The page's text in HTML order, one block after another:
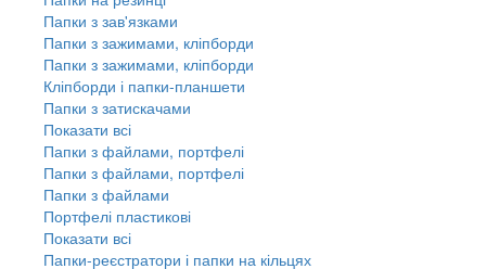
Папки з зав'язками
Папки з зажимами, кліпборди
Папки з зажимами, кліпборди
Кліпборди і папки-планшети
Папки з затискачами
Показати всі
Папки з файлами, портфелі
Папки з файлами, портфелі
Папки з файлами
Портфелі пластикові
Показати всі
Папки-реєстратори і папки на кільцях